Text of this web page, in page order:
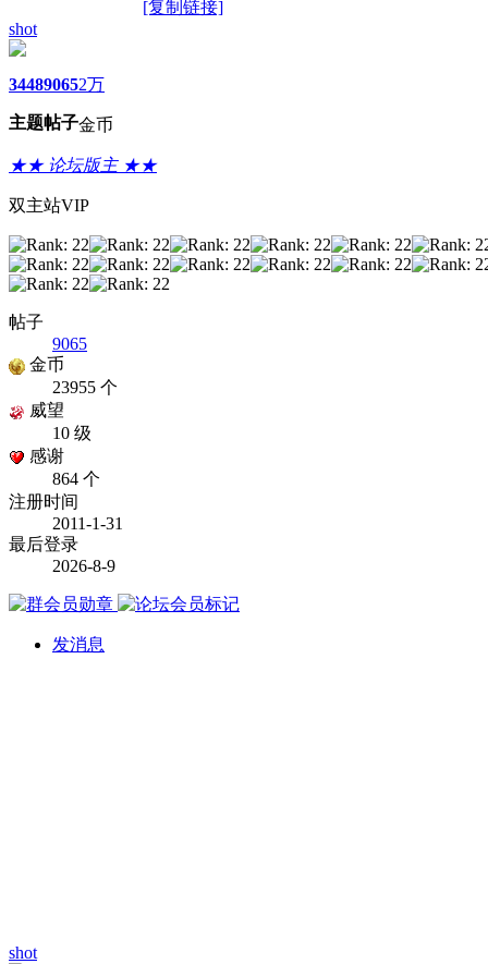
[复制链接]
shot
3448
主题
9065
帖子
2万
金币
★★ 论坛版主 ★★
双主站VIP
帖子
9065
金币
23955 个
威望
10 级
感谢
864 个
注册时间
2011-1-31
最后登录
2026-8-9
发消息
shot